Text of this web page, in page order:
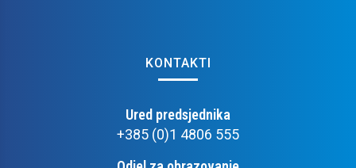
KONTAKTI
Ured predsjednika
+385 (0)1 4806 555